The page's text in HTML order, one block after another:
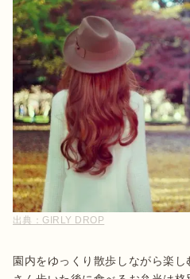
出典： GIRLY DROP
園内をゆっくり散歩しながら楽